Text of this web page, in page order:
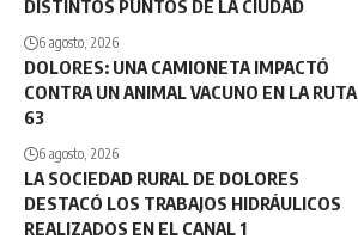
DISTINTOS PUNTOS DE LA CIUDAD
6 agosto, 2026
DOLORES: UNA CAMIONETA IMPACTÓ
CONTRA UN ANIMAL VACUNO EN LA RUTA
63
6 agosto, 2026
LA SOCIEDAD RURAL DE DOLORES
DESTACÓ LOS TRABAJOS HIDRÁULICOS
REALIZADOS EN EL CANAL 1